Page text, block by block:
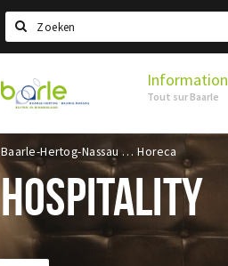
Search
Visit
Baarle
Information
Tout sur Baarle
Baarle-Hertog-Nassau Horeca
HOSPITALITY